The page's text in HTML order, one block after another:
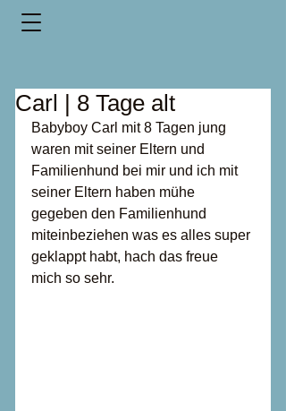
Carl | 8 Tage alt
Babyboy Carl mit 8 Tagen jung
waren mit seiner Eltern und
Familienhund bei mir und ich mit
seiner Eltern haben mühe
gegeben den Familienhund
miteinbeziehen was es alles super
geklappt habt, hach das freue
mich so sehr.